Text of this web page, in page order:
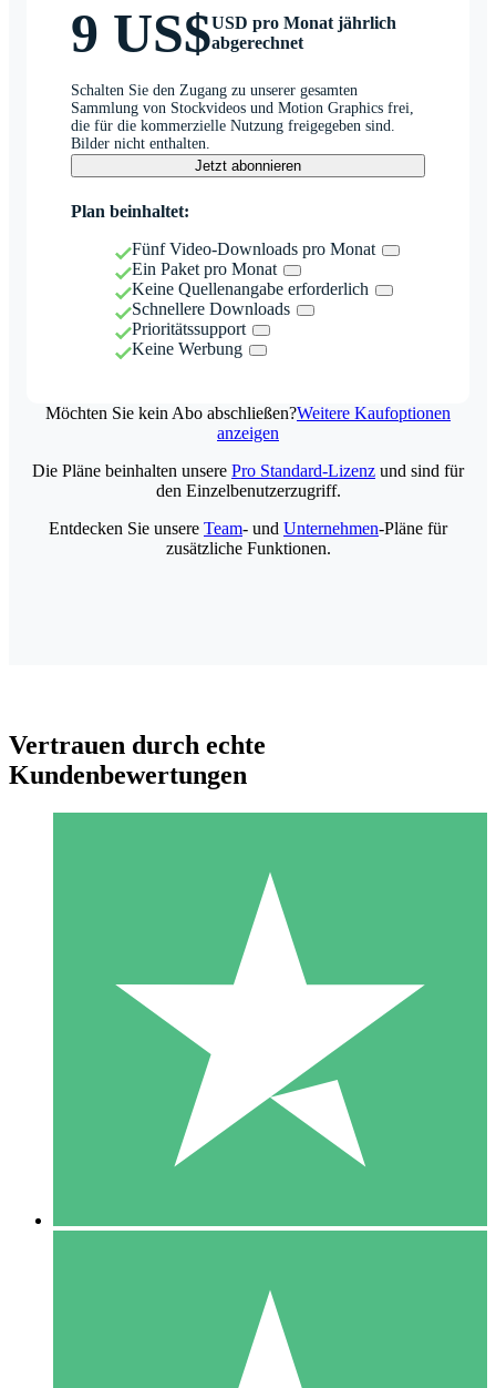
9 US$USD pro Monat jährlich
abgerechnet
Schalten Sie den Zugang zu unserer gesamten
Sammlung von Stockvideos und Motion Graphics frei,
die für die kommerzielle Nutzung freigegeben sind.
Bilder nicht enthalten.
Jetzt abonnieren
Plan beinhaltet:
Fünf Video-Downloads pro Monat
Ein Paket pro Monat
Keine Quellenangabe erforderlich
Schnellere Downloads
Prioritätssupport
Keine Werbung
Möchten Sie kein Abo abschließen?Weitere Kaufoptionen
anzeigen
Individuelle Credit-Pakete
Zahlen Sie nach Bedarf mit Download-Credits. Keine
monatliche Verpflichtung erforderlich.
10 00
10 Downloads
20 00
Die Pläne beinhalten unsere Pro Standard-Lizenz und sind für
den Einzelbenutzerzugriff.
Entdecken Sie unsere Team- und Unternehmen-Pläne für
zusätzliche Funktionen.
Vertrauen durch echte
Kundenbewertungen